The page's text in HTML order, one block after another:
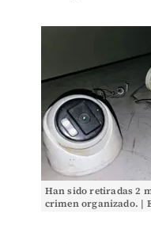
Han sido retiradas 2
crimen organizado. |